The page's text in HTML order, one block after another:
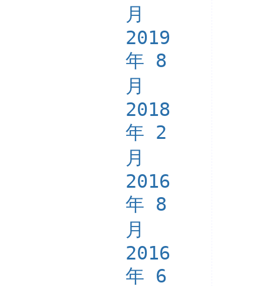
月
2019
年 8
月
2018
年 2
月
2016
年 8
月
2016
年 6